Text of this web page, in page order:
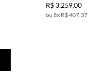
R$ 3.259,00
8x R$ 407,37